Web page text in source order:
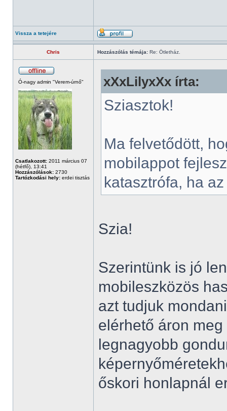
Vissza a tetejére
Chris Hozzászólás témája: Re: Ötletház.
Ó-nagy admin "Verem-úrnő"
Csatlakozott: 2011 március 07
(hétfő), 13:41
Hozzászólások: 2730
Tartózkodási hely: erdei tisztás
xXxLilyxXx írta:
Sziasztok!
Ma felvetődött,
mobilappot
katasztrófa, ha
Szia!
Szerintünk is jó
mobileszközös
azt tudjuk
elérhető áron
legnagyobb
őskori honlapnál